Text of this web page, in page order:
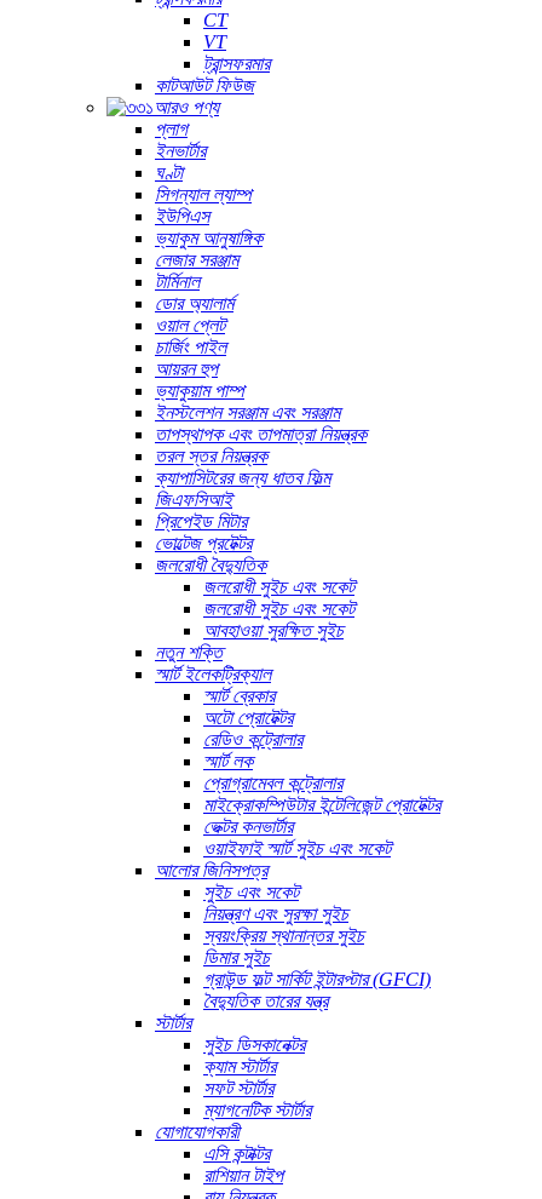
CT
VT
ট্রান্সফরমার
কাটআউট ফিউজ
আরও পণ্য
প্লাগ
ইনভার্টার
ঘণ্টা
সিগন্যাল ল্যাম্প
ইউপিএস
ভ্যাকুম আনুষাঙ্গিক
লেজার সরঞ্জাম
টার্মিনাল
ডোর অ্যালার্ম
ওয়াল প্লেট
চার্জিং পাইল
আয়রন হুপ
ভ্যাকুয়াম পাম্প
ইনস্টলেশন সরঞ্জাম এবং সরঞ্জাম
তাপস্থাপক এবং তাপমাত্রা নিয়ন্ত্রক
তরল স্তর নিয়ন্ত্রক
ক্যাপাসিটরের জন্য ধাতব ফিল্ম
জিএফসিআই
প্রিপেইড মিটার
ভোল্টেজ প্রটেক্টর
জলরোধী বৈদ্যুতিক
জলরোধী সুইচ এবং সকেট
জলরোধী সুইচ এবং সকেট
আবহাওয়া সুরক্ষিত সুইচ
নতুন শক্তি
স্মার্ট ইলেকট্রিক্যাল
স্মার্ট ব্রেকার
অটো প্রোটেক্টর
রেডিও কন্ট্রোলার
স্মার্ট লক
প্রোগ্রামেবল কন্ট্রোলার
মাইক্রোকম্পিউটার ইন্টেলিজেন্ট প্রোটেক্টর
ভেক্টর কনভার্টার
ওয়াইফাই স্মার্ট সুইচ এবং সকেট
আলোর জিনিসপত্র
সুইচ এবং সকেট
নিয়ন্ত্রণ এবং সুরক্ষা সুইচ
স্বয়ংক্রিয় স্থানান্তর সুইচ
ডিমার সুইচ
গ্রাউন্ড ফল্ট সার্কিট ইন্টারপ্টার (GFCI)
বৈদ্যুতিক তারের যন্ত্র
স্টার্টার
সুইচ ডিসকানেক্টর
ক্যাম স্টার্টার
সফট স্টার্টার
ম্যাগনেটিক স্টার্টার
যোগাযোগকারী
এসি কন্টাক্টর
রাশিয়ান টাইপ